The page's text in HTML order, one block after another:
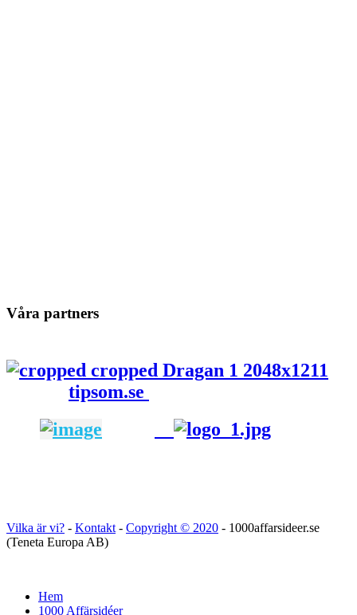
Våra partners
tipsom.se
Vilka är vi? - Kontakt - Copyright © 2020 - 1000affarsideer.se
(Teneta Europa AB)
Hem
1000 Affärsidéer